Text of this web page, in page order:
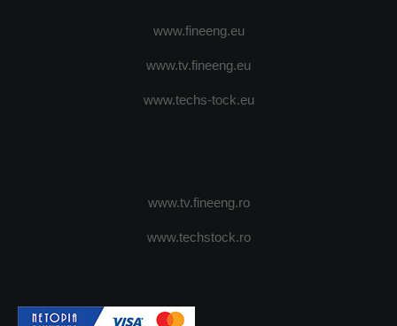
www.fineeng.eu
www.tv.fineeng.eu
www.techs-tock.eu
www.tv.fineeng.ro
www.techstock.ro